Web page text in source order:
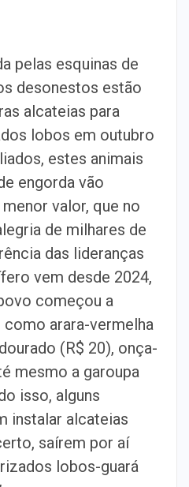
pelas esquinas de
desonestos estão
alcateias para
lobos em outubro
estes animais
engorda vão
valor, que no
de milhares de
das lideranças
vem desde 2024,
começou a
arara-vermelha
(R$ 20), onça-
mesmo a garoupa
isso, alguns
instalar alcateias
saírem por aí
lobos-guará